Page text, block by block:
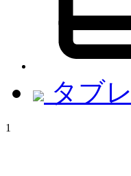
タブ
1